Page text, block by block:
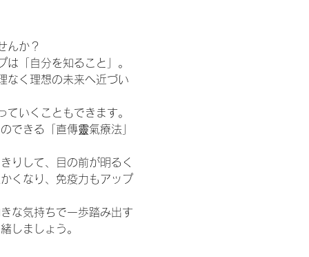
んか？
「自分を知ること」。
なく理想の未来へ近づい
いくこともできます。
できる「直傳靈氣療法」
りして、目の前が明るく
くなり、免疫力もアップ
な気持ちで一歩踏み出す
しましょう。